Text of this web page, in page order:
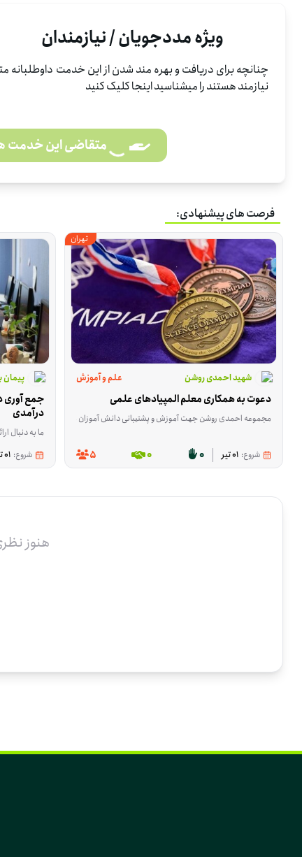
ویژه مددجویان / نیازمندان
چنانچه برای دریافت و بهره مند شدن از این خدمت داوطلبانه
نیازمند هستند را میشناسید اینجا کلیک کنید
متقاضی این خدمت
فرصت های پیشنهادی:
تهران
شهید احمدی روشن علم و آموزش
دعوت به همکاری معلم المپیادهای علمی
مجموعه احمدی روشن جهت آموزش و پشتیبانی دانش آموزان مستعد مجموعه های علمی و
شروع: 01 تیر 0
0
5
پیمان
درآمدی
ما به دنبال ارائه خدمات
شروع: 01 تیر
هنوز